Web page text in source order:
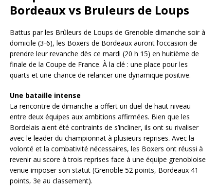
Bordeaux vs Bruleurs de Loups
Battus par les Brûleurs de Loups de Grenoble dimanche soir à
domicile (3-6), les Boxers de Bordeaux auront l’occasion de
prendre leur revanche dès ce mardi (20 h 15) en huitième de
finale de la Coupe de France. À la clé : une place pour les
quarts et une chance de relancer une dynamique positive.
Une bataille intense
La rencontre de dimanche a offert un duel de haut niveau
entre deux équipes aux ambitions affirmées. Bien que les
Bordelais aient été contraints de s’incliner, ils ont su rivaliser
avec le leader du championnat à plusieurs reprises. Avec la
volonté et la combativité nécessaires, les Boxers ont réussi à
revenir au score à trois reprises face à une équipe grenobloise
venue imposer son statut (Grenoble 52 points, Bordeaux 41
points, 3e au classement).